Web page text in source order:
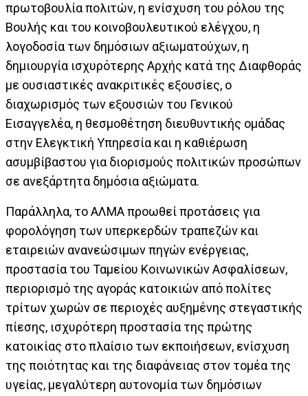
πρωτοβουλία πολιτών, η ενίσχυση του ρόλου της
Βουλής και του κοινοβουλευτικού ελέγχου, η
λογοδοσία των δημόσιων αξιωματούχων, η
δημιουργία ισχυρότερης Αρχής κατά της Διαφθοράς
με ουσιαστικές ανακριτικές εξουσίες, ο
διαχωρισμός των εξουσιών του Γενικού
Εισαγγελέα, η θεσμοθέτηση διευθυντικής ομάδας
στην Ελεγκτική Υπηρεσία και η καθιέρωση
ασυμβίβαστου για διορισμούς πολιτικών προσώπων
σε ανεξάρτητα δημόσια αξιώματα.
Παράλληλα, το ΑΛΜΑ προωθεί προτάσεις για
φορολόγηση των υπερκερδών τραπεζών και
εταιρειών ανανεώσιμων πηγών ενέργειας,
προστασία του Ταμείου Κοινωνικών Ασφαλίσεων,
περιορισμό της αγοράς κατοικιών από πολίτες
τρίτων χωρών σε περιοχές αυξημένης στεγαστικής
πίεσης, ισχυρότερη προστασία της πρώτης
κατοικίας στο πλαίσιο των εκποιήσεων, ενίσχυση
της ποιότητας και της διαφάνειας στον τομέα της
υγείας, μεγαλύτερη αυτονομία των δημόσιων